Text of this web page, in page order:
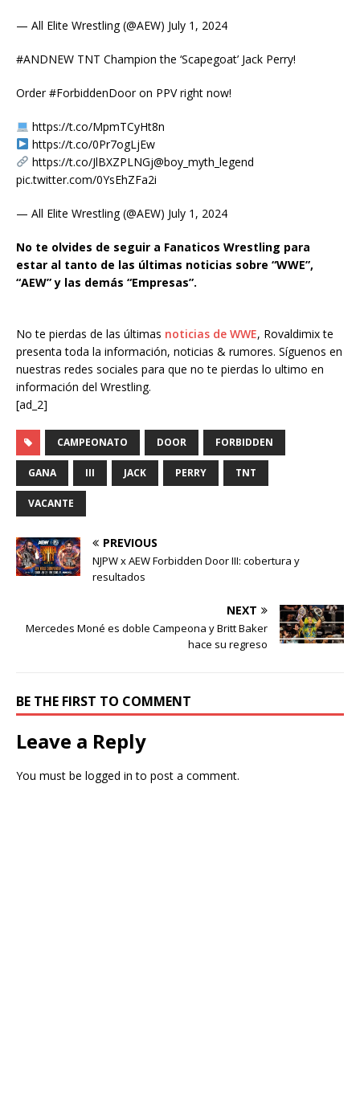
— All Elite Wrestling (@AEW) July 1, 2024
#ANDNEW TNT Champion the ‘Scapegoat’ Jack Perry!
Order #ForbiddenDoor on PPV right now!
https://t.co/MpmTCyHt8n
https://t.co/0Pr7ogLjEw
https://t.co/JlBXZPLNGj@boy_myth_legend
pic.twitter.com/0YsEhZFa2i
— All Elite Wrestling (@AEW) July 1, 2024
No te olvides de seguir a Fanaticos Wrestling para
estar al tanto de las últimas noticias sobre “WWE”,
“AEW” y las demás “Empresas”.
No te pierdas de las últimas noticias de WWE, Rovaldimix te
presenta toda la información, noticias & rumores. Síguenos en
nuestras redes sociales para que no te pierdas lo ultimo en
información del Wrestling.
[ad_2]
CAMPEONATO DOOR FORBIDDEN
GANA III JACK PERRY TNT
VACANTE
PREVIOUS
NJPW x AEW Forbidden Door III: cobertura y
resultados
NEXT
Mercedes Moné es doble Campeona y Britt Baker
hace su regreso
BE THE FIRST TO COMMENT
Leave a Reply
You must be logged in to post a comment.